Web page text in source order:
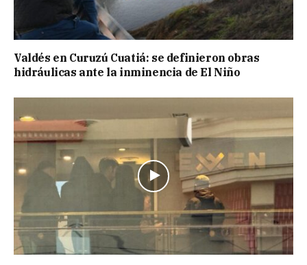
Valdés en Curuzú Cuatiá: se definieron obras
hidráulicas ante la inminencia de El Niño